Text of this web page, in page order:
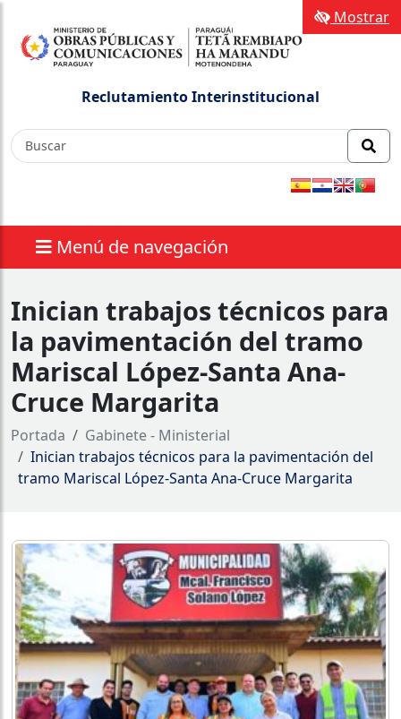
Reclutamiento Interinstitucional
Menú de navegación
Mostrar
Inician trabajos técnicos para
la pavimentación del tramo
Mariscal López-Santa Ana-
Cruce Margarita
Portada
Gabinete - Ministerial
Inician trabajos técnicos para la pavimentación del
tramo Mariscal López-Santa Ana-Cruce Margarita